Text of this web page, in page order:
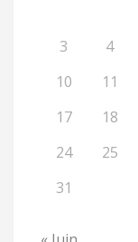
3
4
10
11
17
18
24
25
31